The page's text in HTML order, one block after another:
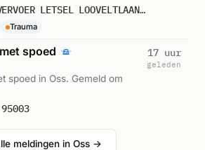
ONGEVAL WEGVERVOER LETSEL LOOVELTLAAN GEWANDEWEG OSS
Trauma
spoed
spoed in Oss. Gemeld om
17 uur
geleden
meldingen in Oss →